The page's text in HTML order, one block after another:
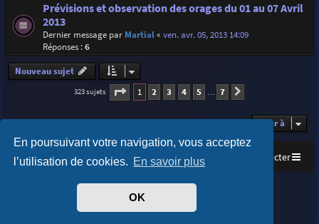
En poursuivant votre navigation, vous acceptez
l’utilisation de cookies. En savoir plus
OK
Prévisions et observation des orages du 01 au 07 Avril
2013
Dernier message par Martial« ven. avr. 05, 2013 14:09
Réponses :6
Nouveau sujet
323 sujets Page 1sur
1 2 3 4 5 … 7
Aller à
Accueil Index du forum Nous contacter
Purplexion style byIan Bradley
phpBB® Forum Software © phpBB Limited
Traduit parphpBB-fr.com